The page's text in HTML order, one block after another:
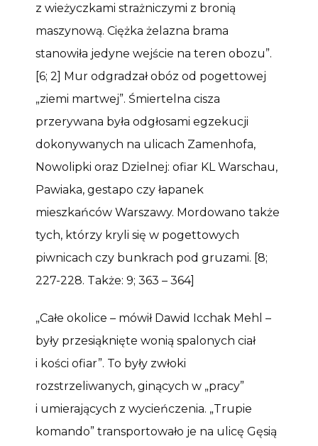
z wieżyczkami strażniczymi z bronią
maszynową. Ciężka żelazna brama
stanowiła jedyne wejście na teren obozu”.
[6; 2] Mur odgradzał obóz od pogettowej
„ziemi martwej”. Śmiertelna cisza
przerywana była odgłosami egzekucji
dokonywanych na ulicach Zamenhofa,
Nowolipki oraz Dzielnej: ofiar KL Warschau,
Pawiaka, gestapo czy łapanek
mieszkańców Warszawy. Mordowano także
tych, którzy kryli się w pogettowych
piwnicach czy bunkrach pod gruzami. [8;
227-228. Także: 9; 363 – 364]
„Całe okolice – mówił Dawid Icchak Mehl –
były przesiąknięte wonią spalonych ciał
i kości ofiar”. To były zwłoki
rozstrzeliwanych, ginących w „pracy”
i umierających z wycieńczenia. „Trupie
komando” transportowało je na ulicę Gęsią